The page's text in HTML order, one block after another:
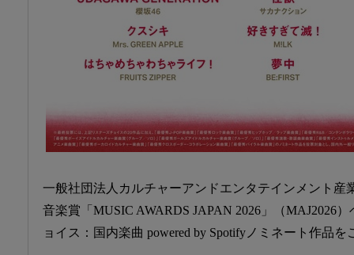
一般社団法人カルチャーアンドエンタテインメント産
音楽賞「MUSIC AWARDS JAPAN 2026」（MAJ2026
ョイス：国内楽曲 powered by Spotifyノミネート作品を